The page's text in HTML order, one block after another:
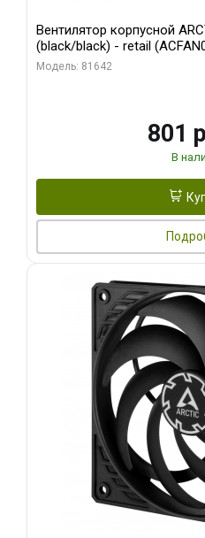
Вентилятор корпусной
(black/black) - retail
Модель: 81642
801
В